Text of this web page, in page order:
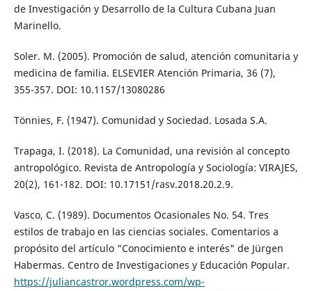
de Investigación y Desarrollo de la Cultura Cubana Juan
Marinello.
Soler. M. (2005). Promoción de salud, atención comunitaria y
medicina de familia. ELSEVIER Atención Primaria, 36 (7),
355-357. DOI: 10.1157/13080286
Tönnies, F. (1947). Comunidad y Sociedad. Losada S.A.
Trapaga, I. (2018). La Comunidad, una revisión al concepto
antropológico. Revista de Antropología y Sociología: VIRAJES,
20(2), 161-182. DOI: 10.17151/rasv.2018.20.2.9.
Vasco, C. (1989). Documentos Ocasionales No. 54. Tres
estilos de trabajo en las ciencias sociales. Comentarios a
propósito del artículo "Conocimiento e interés" de Jürgen
Habermas. Centro de Investigaciones y Educación Popular.
https://juliancastror.wordpress.com/wp-